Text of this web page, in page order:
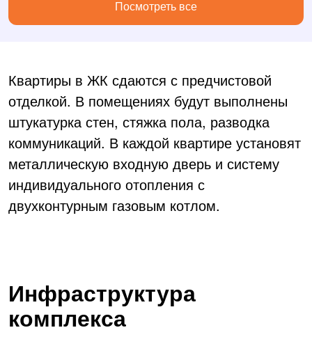
Посмотреть все
Квартиры в ЖК сдаются с предчистовой
отделкой. В помещениях будут выполнены
штукатурка стен, стяжка пола, разводка
коммуникаций. В каждой квартире установят
металлическую входную дверь и систему
индивидуального отопления с
двухконтурным газовым котлом.
Инфраструктура
комплекса